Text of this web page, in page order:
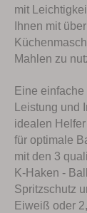
mit
Ihnen mit
Mahlen zu
Eine
Leistung
idealen
für optimale
mit den 3
K-Haken -
Spritzschutz
Eiweiß oder